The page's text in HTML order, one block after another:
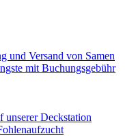
und Versand von Samen
mit Buchungsgebühr
unserer Deckstation